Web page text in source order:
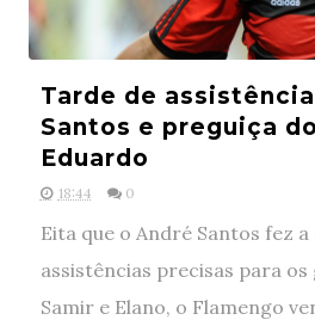
Tarde de
Santos e preguiça
Eduardo
18:44 0
Eita que o André Santos fez
assistências precisas para
Samir e Elano, o Flamengo